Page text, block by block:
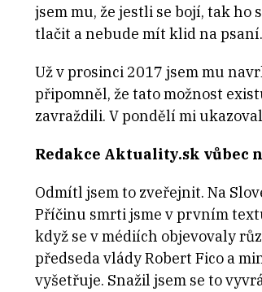
jsem mu, že jestli se bojí, tak
tlačit a nebude mít klid na psaní.
Už v prosinci 2017 jsem mu
připomněl, že tato možnost
zavraždili. V pondělí mi
Redakce Aktuality.sk vůbec
Odmítl jsem to zveřejnit. Na
Příčinu smrti jsme v prvním
když se v médiích objevovaly
předseda vlády Robert Fico a
vyšetřuje. Snažil jsem se to